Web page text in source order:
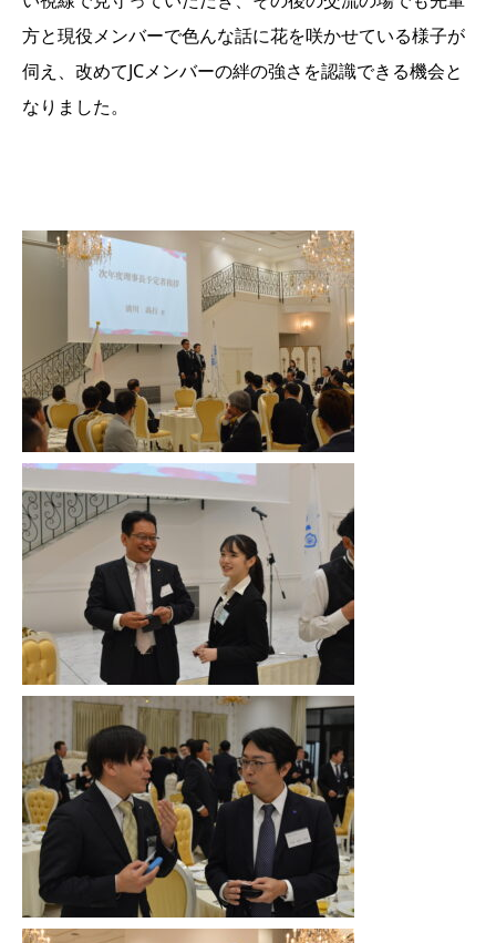
方と現役メンバーで色んな話に花を咲かせている様子が
伺え、改めてJCメンバーの絆の強さを認識できる機会と
なりました。